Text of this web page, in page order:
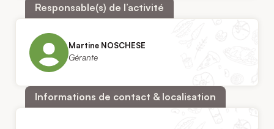
Responsable(s) de l’activité
Martine NOSCHESE
Gérante
Informations de contact & localisation